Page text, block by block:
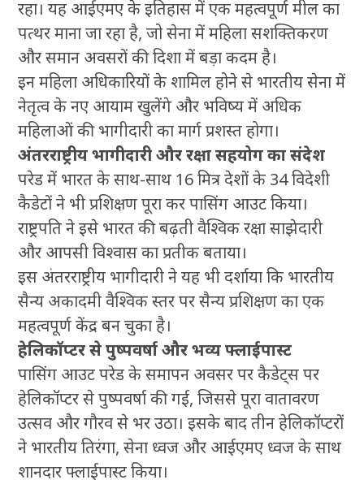
रहा। यह आईएमए के इतिहास में एक महत्वपूर्ण मील का
पत्थर माना जा रहा है, जो सेना में महिला सशक्तिकरण
और समान अवसरों की दिशा में बड़ा कदम है।
इन महिला अधिकारियों के शामिल होने से भारतीय सेना में
नेतृत्व के नए आयाम खुलेंगे और भविष्य में अधिक
महिलाओं की भागीदारी का मार्ग प्रशस्त होगा।
अंतरराष्ट्रीय भागीदारी और रक्षा सहयोग का संदेश
परेड में भारत के साथ-साथ 16 मित्र देशों के 34 विदेशी
कैडेटों ने भी प्रशिक्षण पूरा कर पासिंग आउट किया।
राष्ट्रपति ने इसे भारत की बढ़ती वैश्विक रक्षा साझेदारी
और आपसी विश्वास का प्रतीक बताया।
इस अंतरराष्ट्रीय भागीदारी ने यह भी दर्शाया कि भारतीय
सैन्य अकादमी वैश्विक स्तर पर सैन्य प्रशिक्षण का एक
महत्वपूर्ण केंद्र बन चुका है।
हेलिकॉप्टर से पुष्पवर्षा और भव्य फ्लाईपास्ट
पासिंग आउट परेड के समापन अवसर पर कैडेट्स पर
हेलिकॉप्टर से पुष्पवर्षा की गई, जिससे पूरा वातावरण
उत्सव और गौरव से भर उठा। इसके बाद तीन हेलिकॉप्टरों
ने भारतीय तिरंगा, सेना ध्वज और आईएमए ध्वज के साथ
शानदार फ्लाईपास्ट किया।